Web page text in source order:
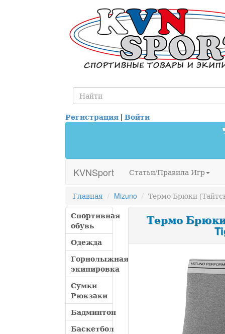
Регистрация | Войти
KVNSport Статьи/Правила Игр
Главная Mizuno
Термо Брюки
Спортивная
обувь
Одежда
Горнолыжная
экипировка
Сумки
Рюкзаки
Бадминтон
Баскетбол
Термо Брюки